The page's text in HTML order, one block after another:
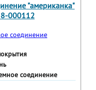
"американка"
000112
соединение